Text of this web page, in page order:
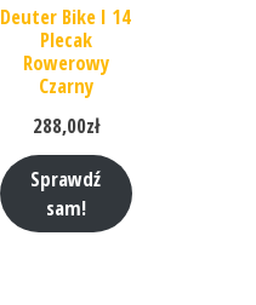
Deuter Bike I 14
Plecak
Rowerowy
Czarny
288,00zł
Sprawdź
sam!